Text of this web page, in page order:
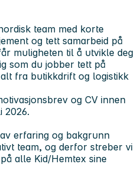
team med korte
og tett samarbeid på
muligheten til å utvikle deg
som du jobber tett på
fra butikkdrift og logistikk
og CV innen
2026.
erfaring og bakgrunn
team, og derfor streber vi
alle Kid/Hemtex sine